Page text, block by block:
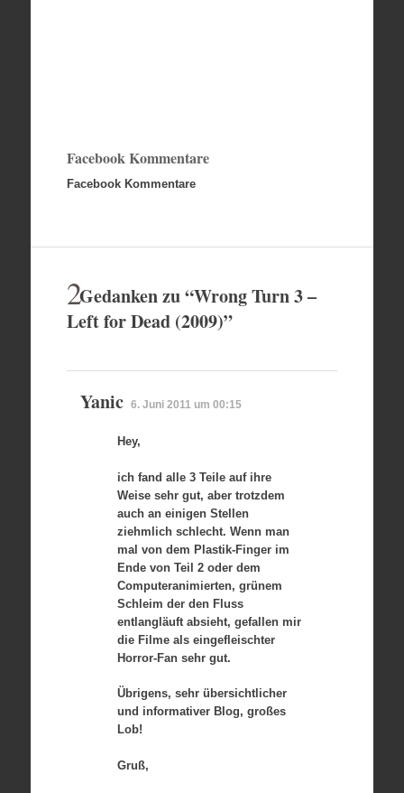
Facebook Kommentare
Facebook Kommentare
2Gedanken zu “Wrong Turn 3 –
Left for Dead (2009)”
Yanic 6. Juni 2011 um 00:15
Hey,
ich fand alle 3 Teile auf ihre
Weise sehr gut, aber trotzdem
auch an einigen Stellen
ziehmlich schlecht. Wenn man
mal von dem Plastik-Finger im
Ende von Teil 2 oder dem
Computeranimierten, grünem
Schleim der den Fluss
entlangläuft absieht, gefallen mir
die Filme als eingefleischter
Horror-Fan sehr gut.
Übrigens, sehr übersichtlicher
und informativer Blog, großes
Lob!
Gruß,